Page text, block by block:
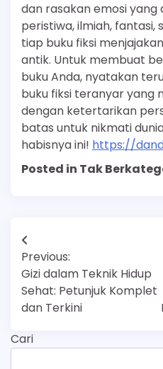
dan rasakan emosi yang
peristiwa, ilmiah,
tiap buku fiksi
antik. Untuk membuat
buku Anda, nyatakan
buku fiksi teranyar yang
dengan ketertarikan
batas untuk nikmati
habisnya ini! https://
Posted in Tak
Navigasi
pos
Previous:
Gizi dalam Teknik Hidup
Sehat: Petunjuk Komplet
dan Terkini
Cari